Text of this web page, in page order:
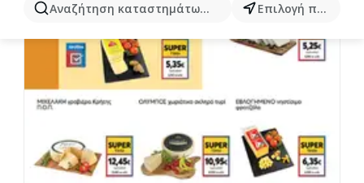
Αναζήτηση καταστημάτων, κατηγοριών, προϊόντων...
Επιλογή πόλης